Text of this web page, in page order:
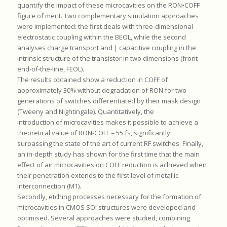
quantify the impact of these microcavities on the RON•COFF
figure of merit. Two complementary simulation approaches
were implemented: the first deals with three-dimensional
electrostatic coupling within the BEOL, while the second
analyses charge transport and | capacitive coupling in the
intrinsic structure of the transistor in two dimensions (front-
end-of-the-line, FEOL).
The results obtained show a reduction in COFF of
approximately 30% without degradation of RON for two
generations of switches differentiated by their mask design
(Tweeny and Nightingale). Quantitatively, the
introduction of microcavities makes it possible to achieve a
theoretical value of RON-COFF = 55 fs, significantly
surpassing the state of the art of current RF switches. Finally,
an in-depth study has shown for the first time that the main
effect of air microcavities on COFF reduction is achieved when
their penetration extends to the first level of metallic
interconnection (M1).
Secondly, etching processes necessary for the formation of
microcavities in CMOS SOl structures were developed and
optimised. Several approaches were studied, combining